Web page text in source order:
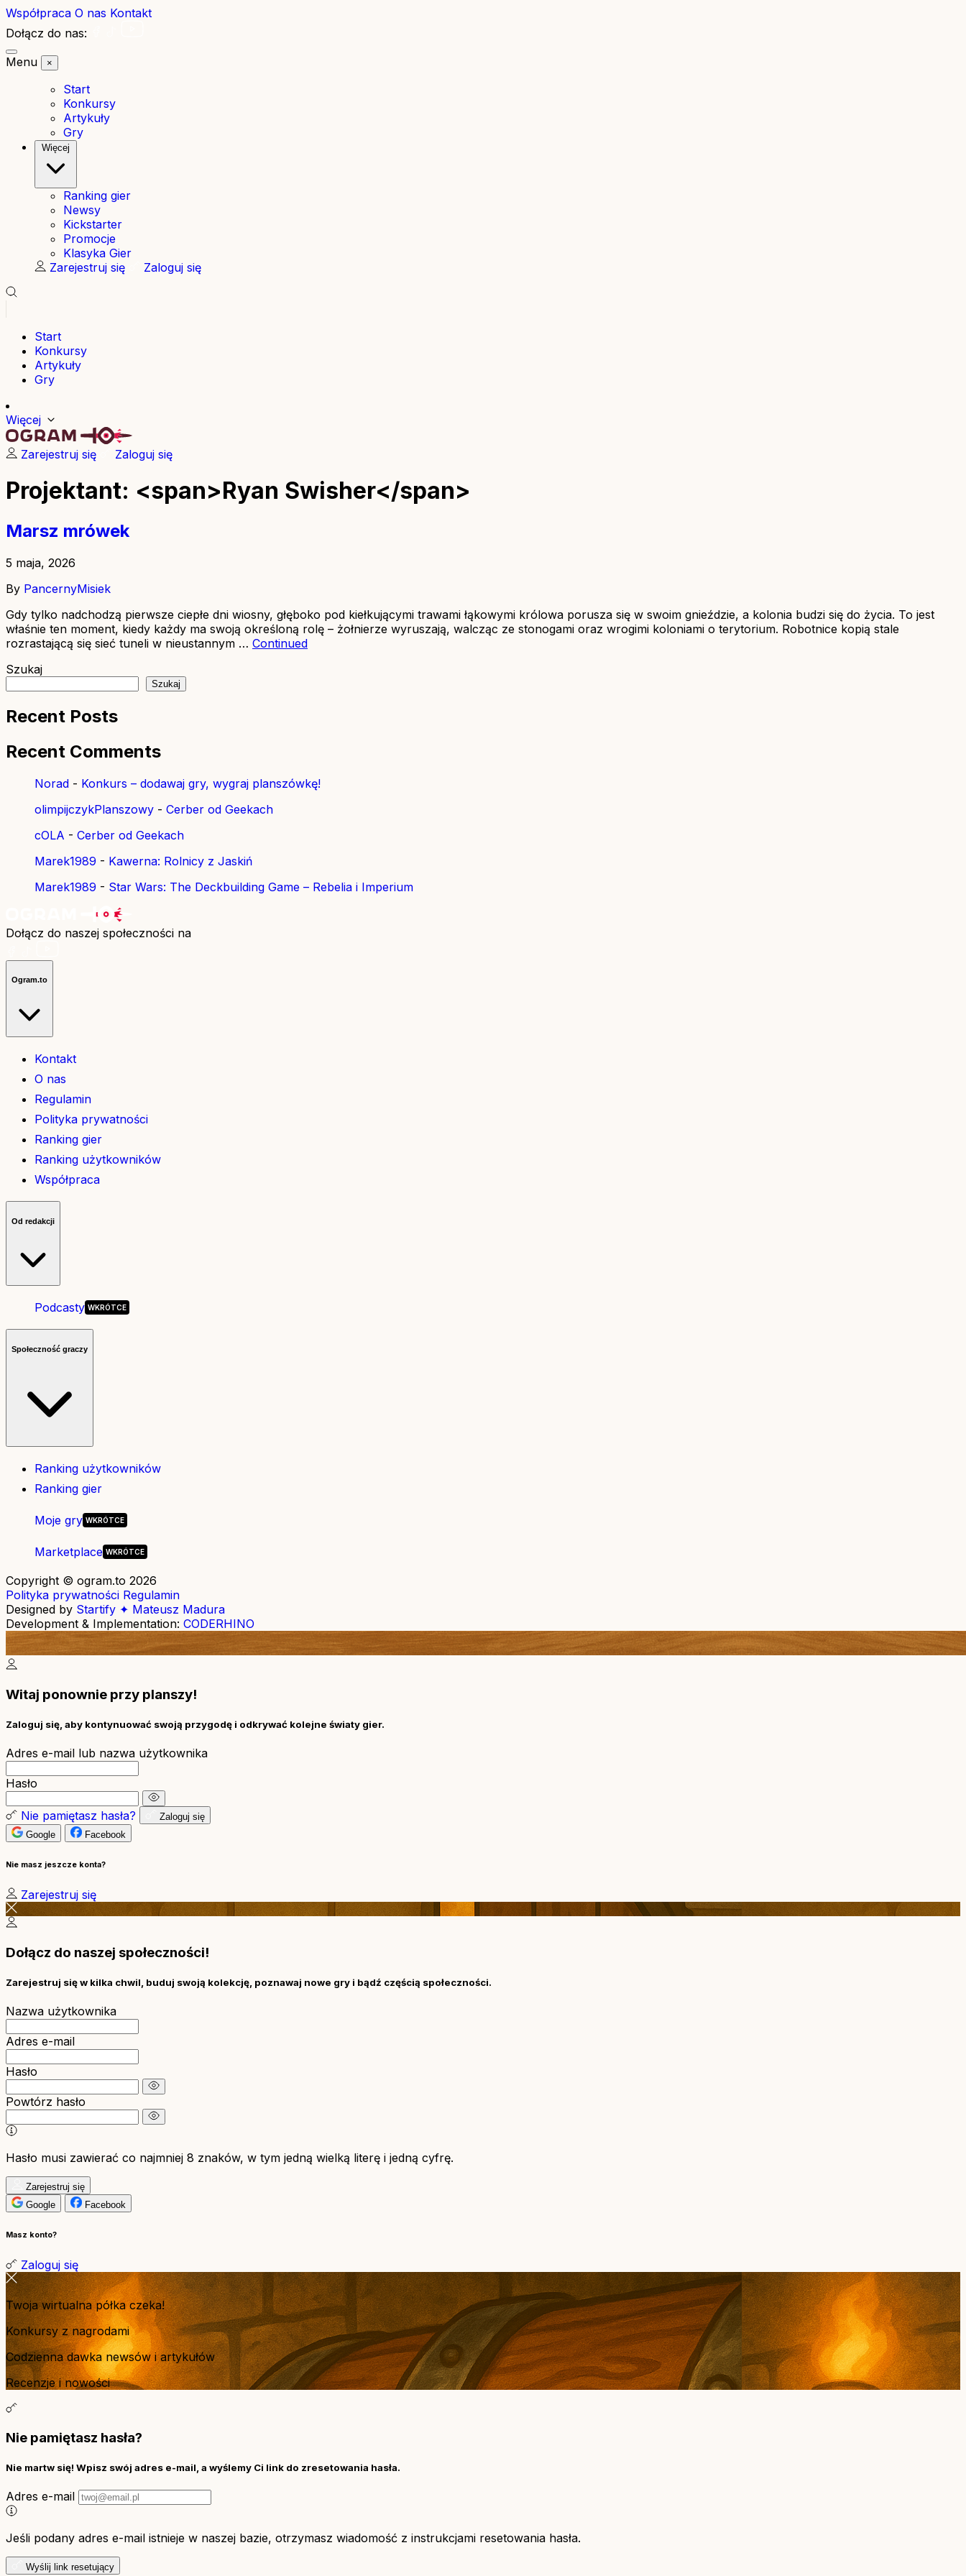
Współpraca O nas Kontakt
Dołącz do nas:
Menu
×
Start
Konkursy
Artykuły
Gry
Więcej
Ranking gier
Newsy
Kickstarter
Promocje
Klasyka Gier
Zarejestruj się
Zaloguj się
Start
Konkursy
Artykuły
Gry
Więcej
Zarejestruj się Zaloguj się
Projektant: <span>Ryan Swisher</span>
Marsz mrówek
5 maja, 2026
By PancernyMisiek
Gdy tylko nadchodzą pierwsze ciepłe dni wiosny, głęboko pod kiełkującymi trawami łąkowymi królowa porusza się w swoim gnieździe, a kolonia budzi się do życia. To jest
właśnie ten moment, kiedy każdy ma swoją określoną rolę – żołnierze wyruszają, walcząc ze stonogami oraz wrogimi koloniami o terytorium. Robotnice kopią stale
rozrastającą się sieć tuneli w nieustannym … Continued
Szukaj
Szukaj
Recent Posts
Recent Comments
Norad - Konkurs – dodawaj gry, wygraj planszówkę!
olimpijczykPlanszowy - Cerber od Geekach
cOLA - Cerber od Geekach
Marek1989 - Kawerna: Rolnicy z Jaskiń
Marek1989 - Star Wars: The Deckbuilding Game – Rebelia i Imperium
Dołącz do naszej społeczności na
Ogram.to
Kontakt
O nas
Regulamin
Polityka prywatności
Ranking gier
Ranking użytkowników
Współpraca
Od redakcji
Podcasty
Społeczność graczy
Ranking użytkowników
Ranking gier
Moje gry
Marketplace
Copyright © ogram.to 2026
Polityka prywatności Regulamin
Designed by Startify ✦ Mateusz Madura
Development & Implementation: CODERHINO
Witaj ponownie przy planszy!
Zaloguj się, aby kontynuować swoją przygodę i odkrywać kolejne światy gier.
Adres e-mail lub nazwa użytkownika
Hasło
Nie pamiętasz hasła?
Zaloguj się
Google
Facebook
Nie masz jeszcze konta?
Zarejestruj się
Dołącz do naszej społeczności!
Zarejestruj się w kilka chwil, buduj swoją kolekcję, poznawaj nowe gry i bądź częścią społeczności.
Nazwa użytkownika
Adres e-mail
Hasło
Powtórz hasło
Hasło musi zawierać co najmniej 8 znaków, w tym jedną wielką literę i jedną cyfrę.
Zarejestruj się
Google
Facebook
Masz konto?
Zaloguj się
Twoja wirtualna półka czeka!
Konkursy z nagrodami
Codzienna dawka newsów i artykułów
Recenzje i nowości
Nie pamiętasz hasła?
Nie martw się! Wpisz swój adres e-mail, a wyślemy Ci link do zresetowania hasła.
Adres e-mail
Jeśli podany adres e-mail istnieje w naszej bazie, otrzymasz wiadomość z instrukcjami resetowania hasła.
Wyślij link resetujący